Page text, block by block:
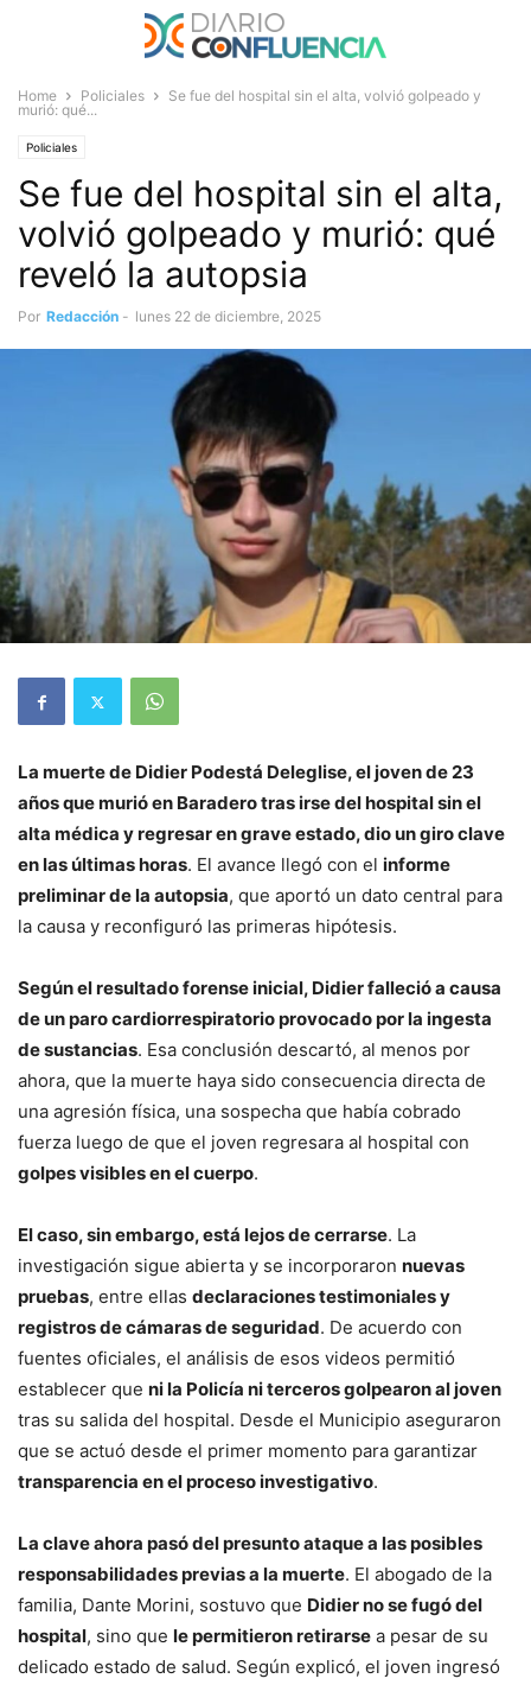
Home Policiales
Se fue del hospital sin el alta, volvió golpeado y
murió: qué...
Policiales
Se fue del hospital sin el alta,
volvió golpeado y murió: qué
reveló la autopsia
Por Redacción - lunes 22 de diciembre, 2025
La muerte de Didier Podestá Deleglise, el joven de 23
años que murió en Baradero tras irse del hospital sin el
alta médica y regresar en grave estado, dio un giro clave
en las últimas horas. El avance llegó con el informe
preliminar de la autopsia, que aportó un dato central para
la causa y reconfiguró las primeras hipótesis.
Según el resultado forense inicial, Didier falleció a causa
de un paro cardiorrespiratorio provocado por la ingesta
de sustancias. Esa conclusión descartó, al menos por
ahora, que la muerte haya sido consecuencia directa de
una agresión física, una sospecha que había cobrado
fuerza luego de que el joven regresara al hospital con
golpes visibles en el cuerpo.
El caso, sin embargo, está lejos de cerrarse. La
investigación sigue abierta y se incorporaron nuevas
pruebas, entre ellas declaraciones testimoniales y
registros de cámaras de seguridad. De acuerdo con
fuentes oficiales, el análisis de esos videos permitió
establecer que ni la Policía ni terceros golpearon al joven
tras su salida del hospital. Desde el Municipio aseguraron
que se actuó desde el primer momento para garantizar
transparencia en el proceso investigativo.
La clave ahora pasó del presunto ataque a las posibles
responsabilidades previas a la muerte. El abogado de la
familia, Dante Morini, sostuvo que Didier no se fugó del
hospital, sino que le permitieron retirarse a pesar de su
delicado estado de salud. Según explicó, el joven ingresó